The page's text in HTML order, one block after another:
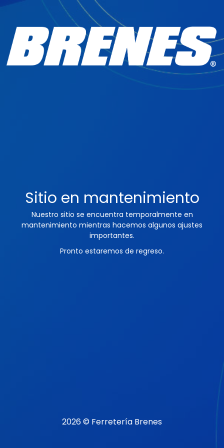
Sitio en mantenimiento
Nuestro sitio se encuentra temporalmente en
mantenimiento mientras hacemos algunos ajustes
importantes.
Pronto estaremos de regreso.
2026 © Ferretería Brenes